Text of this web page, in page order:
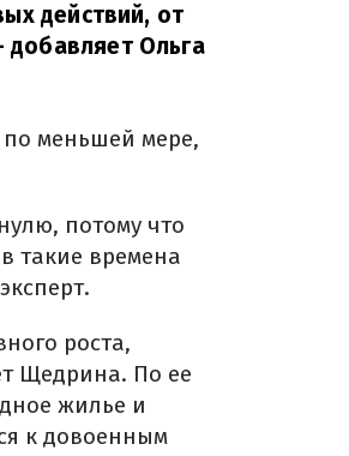
действий, от
добавляет Ольга
меньшей мере,
потому что
такие времена
роста,
Щедрина. По ее
жилье и
к довоенным